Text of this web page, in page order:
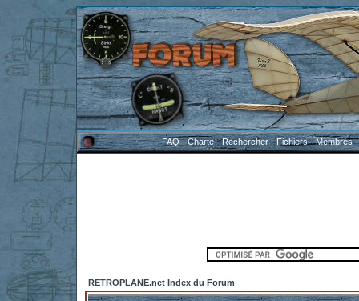
FAQ-Charte-Rechercher-Fichiers-Membres
RETROPLANE.net Index du Forum